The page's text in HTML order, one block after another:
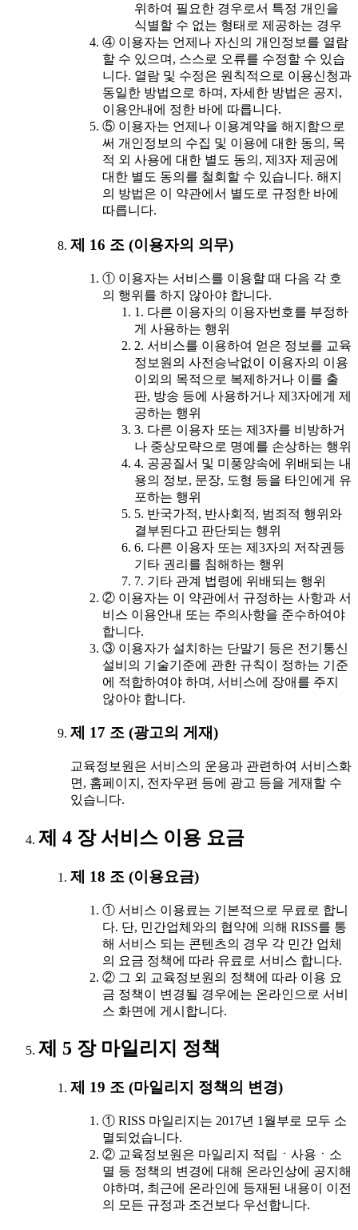
위하여 필요한 경우로서 특정 개인을
식별할 수 없는 형태로 제공하는 경우
④ 이용자는 언제나 자신의 개인정보를 열람
할 수 있으며, 스스로 오류를 수정할 수 있습
니다. 열람 및 수정은 원칙적으로 이용신청과
동일한 방법으로 하며, 자세한 방법은 공지,
이용안내에 정한 바에 따릅니다.
⑤ 이용자는 언제나 이용계약을 해지함으로
써 개인정보의 수집 및 이용에 대한 동의, 목
적 외 사용에 대한 별도 동의, 제3자 제공에
대한 별도 동의를 철회할 수 있습니다. 해지
의 방법은 이 약관에서 별도로 규정한 바에
따릅니다.
제 16 조 (이용자의 의무)
① 이용자는 서비스를 이용할 때 다음 각 호
의 행위를 하지 않아야 합니다.
1. 다른 이용자의 이용자번호를 부정하
게 사용하는 행위
2. 서비스를 이용하여 얻은 정보를 교육
정보원의 사전승낙없이 이용자의 이용
이외의 목적으로 복제하거나 이를 출
판, 방송 등에 사용하거나 제3자에게 제
공하는 행위
3. 다른 이용자 또는 제3자를 비방하거
나 중상모략으로 명예를 손상하는 행위
4. 공공질서 및 미풍양속에 위배되는 내
용의 정보, 문장, 도형 등을 타인에게 유
포하는 행위
5. 반국가적, 반사회적, 범죄적 행위와
결부된다고 판단되는 행위
6. 다른 이용자 또는 제3자의 저작권등
기타 권리를 침해하는 행위
7. 기타 관계 법령에 위배되는 행위
② 이용자는 이 약관에서 규정하는 사항과 서
비스 이용안내 또는 주의사항을 준수하여야
합니다.
③ 이용자가 설치하는 단말기 등은 전기통신
설비의 기술기준에 관한 규칙이 정하는 기준
에 적합하여야 하며, 서비스에 장애를 주지
않아야 합니다.
제 17 조 (광고의 게재)
교육정보원은 서비스의 운용과 관련하여 서비스화
면, 홈페이지, 전자우편 등에 광고 등을 게재할 수
있습니다.
제 4 장 서비스 이용 요금
제 18 조 (이용요금)
① 서비스 이용료는 기본적으로 무료로 합니
다. 단, 민간업체와의 협약에 의해 RISS를 통
해 서비스 되는 콘텐츠의 경우 각 민간 업체
의 요금 정책에 따라 유료로 서비스 합니다.
② 그 외 교육정보원의 정책에 따라 이용 요
금 정책이 변경될 경우에는 온라인으로 서비
스 화면에 게시합니다.
제 5 장 마일리지 정책
제 19 조 (마일리지 정책의 변경)
① RISS 마일리지는 2017년 1월부로 모두 소
멸되었습니다.
② 교육정보원은 마일리지 적립ㆍ사용ㆍ소
멸 등 정책의 변경에 대해 온라인상에 공지해
야하며, 최근에 온라인에 등재된 내용이 이전
의 모든 규정과 조건보다 우선합니다.